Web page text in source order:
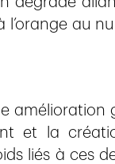
au
et la
liés à ces